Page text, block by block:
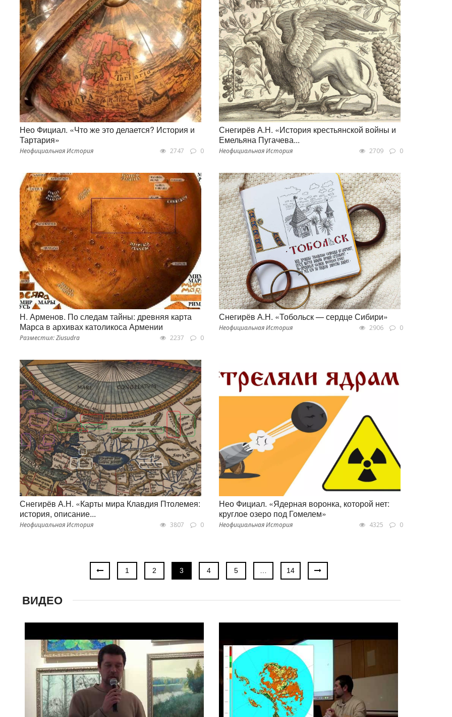
Нео Фициал. «Что же это делается? История и
Тартария»
Неофициальная История 2747 0
Снегирёв А.Н. «История крестьянской войны и
Емельяна Пугачева...
Неофициальная История 2709 0
Н. Арменов. По следам тайны: древняя карта
Марса в архивах католикоса Армении
Разместил: Ziusudra 2237 0
Снегирёв А.Н. «Тобольск — сердце Сибири»
Неофициальная История 2906 0
Снегирёв А.Н. «Карты мира Клавдия Птолемея:
история, описание...
Неофициальная История 3807 0
Нео Фициал. «Ядерная воронка, которой нет:
круглое озеро под Гомелем»
Неофициальная История 4325 0
1 2 3 4 5 14
ВИДЕО